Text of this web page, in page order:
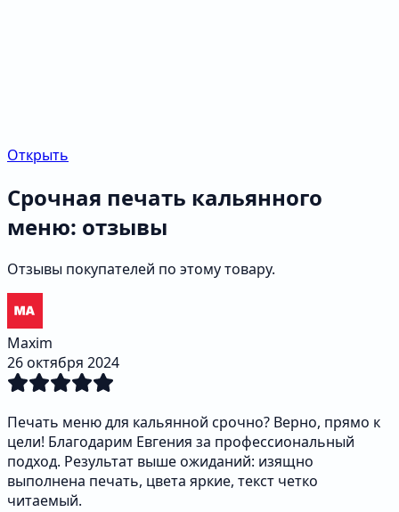
Открыть
Срочная печать кальянного
меню: отзывы
Отзывы покупателей по этому товару.
Maxim
26 октября 2024
Печать меню для кальянной срочно? Верно, прямо к
цели! Благодарим Евгения за профессиональный
подход. Результат выше ожиданий: изящно
выполнена печать, цвета яркие, текст четко
читаемый.